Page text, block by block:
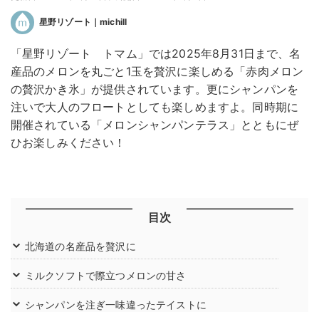
星野リゾート｜michill
「星野リゾート トマム」では2025年8月31日まで、名
産品のメロンを丸ごと1玉を贅沢に楽しめる「赤肉メロン
の贅沢かき氷」が提供されています。更にシャンパンを
注いで大人のフロートとしても楽しめますよ。同時期に
開催されている「メロンシャンパンテラス」とともにぜ
ひお楽しみください！
目次
北海道の名産品を贅沢に
ミルクソフトで際立つメロンの甘さ
シャンパンを注ぎ一味違ったテイストに